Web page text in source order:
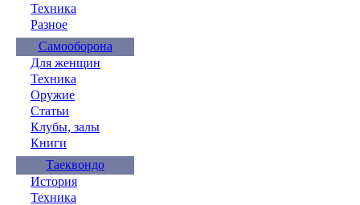
Техника
Разное
Самооборона
Для женщин
Техника
Оружие
Статьи
Клубы, залы
Книги
Таеквондо
История
Техника